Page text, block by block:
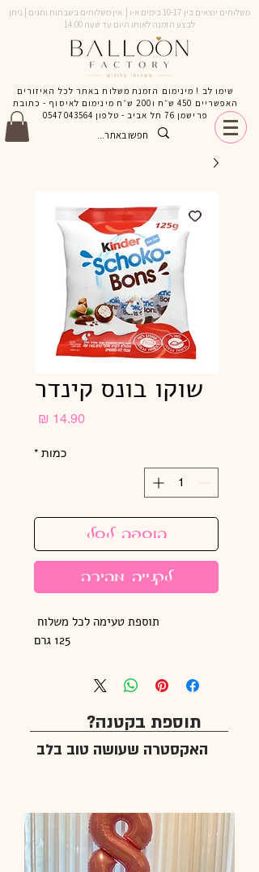
משלוחים יוצאים בין 10-17 בימים א-ו | אין משלוחים בשבתות וחגים | ניתן
לבצע הזמנה לאותו היום עד שעה 14:00
שימו לב ! מינימום הזמנת משלוח באתר לכל האיזורים
האפשריים 450 ש״ח ו200 ש״ח מינימום לאיסוף - כתובת
פרישמן 76 תל אביב - טלפון
0547043564
שוקו בונס קינדר
כמות *
הוספה לסל
לקנייה מהירה
125 גרם
תוספת בקטנה?
האקסטרה שעושה טוב בלב